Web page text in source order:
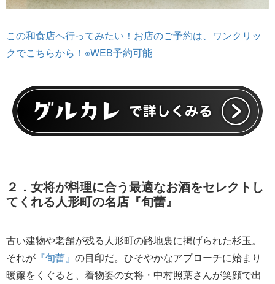
この和食店へ行ってみたい！お店のご予約は、ワンクリッ
クでこちらから！※WEB予約可能
２．女将が料理に合う最適なお酒をセレクトし
てくれる人形町の名店『旬蕾』
古い建物や老舗が残る人形町の路地裏に掲げられた杉玉。
それが 『旬蕾』 の目印だ。ひそやかなアプローチに始まり
暖簾をくぐると、着物姿の女将・中村照葉さんが笑顔で出